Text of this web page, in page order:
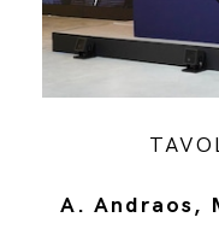
A. Andraos,